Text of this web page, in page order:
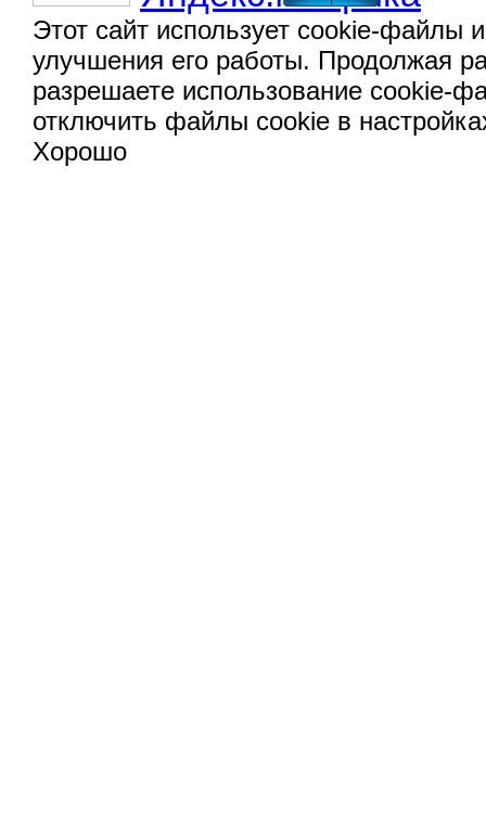
Этот сайт использует cookie-файлы
улучшения его работы. Продолжая
разрешаете использование cookie-
отключить файлы cookie в
Хорошо